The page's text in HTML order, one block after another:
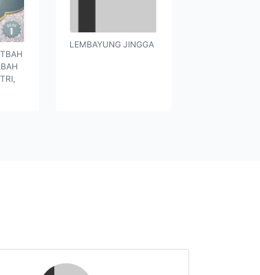
LEMBAYUNG JINGGA